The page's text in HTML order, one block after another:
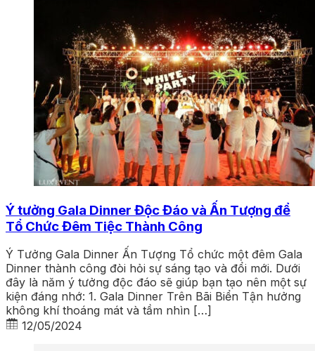
Ý tưởng Gala Dinner Độc Đáo và Ấn Tượng để
Tổ Chức Đêm Tiệc Thành Công
Ý Tưởng Gala Dinner Ấn Tượng Tổ chức một đêm Gala
Dinner thành công đòi hỏi sự sáng tạo và đổi mới. Dưới
đây là năm ý tưởng độc đáo sẽ giúp bạn tạo nên một sự
kiện đáng nhớ: 1. Gala Dinner Trên Bãi Biển Tận hưởng
không khí thoáng mát và tầm nhìn […]
12/05/2024